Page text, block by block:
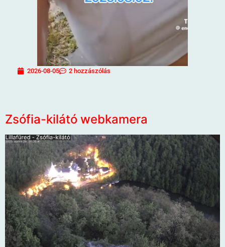
2026-08-05 2 hozzászólás
Zsófia-kilátó webkamera